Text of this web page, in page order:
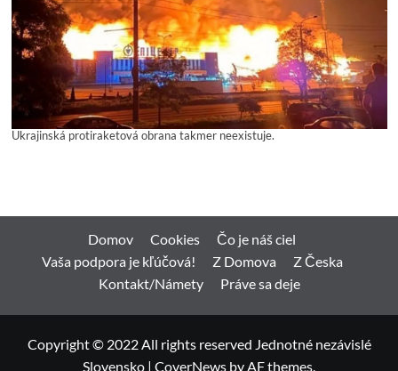
Ukrajinská protiraketová obrana takmer neexistuje.
Domov Cookies
Čo je náš ciel
Vaša podpora je kľúčová!
Z Domova
Z Česka
Kontakt/Námety
Práve sa deje
Copyright © 2022 All rights reserved Jednotné nezávislé
Slovensko | CoverNews by AF themes.